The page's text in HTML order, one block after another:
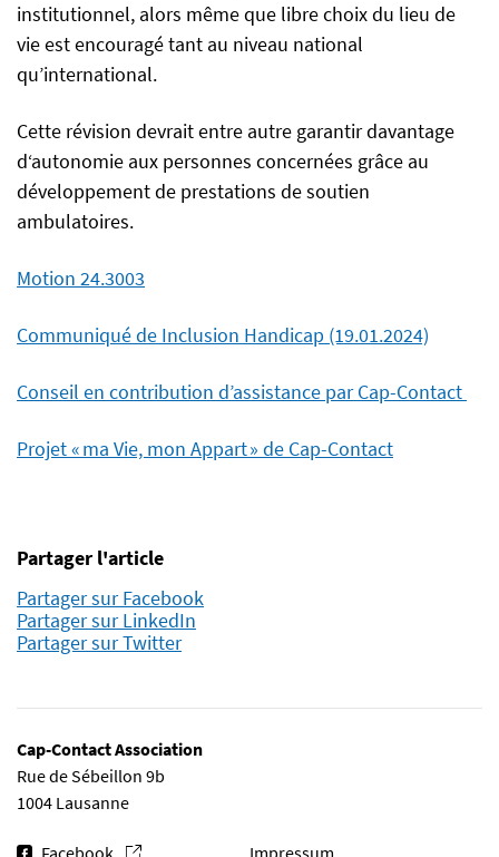
institutionnel, alors même que libre choix du lieu de
vie est encouragé tant au niveau national
qu’international.
Cette révision devrait entre autre garantir davantage
d‘autonomie aux personnes concernées grâce au
développement de prestations de soutien
ambulatoires.
Motion 24.3003
Communiqué de Inclusion Handicap (19.01.2024)
Conseil en contribution d’assistance par Cap-Contact
Projet « ma Vie, mon Appart » de Cap-Contact
Partager l'article
Partager sur Facebook
Partager sur LinkedIn
Partager sur Twitter
Cap-Contact Association
Rue de Sébeillon 9b
1004 Lausanne